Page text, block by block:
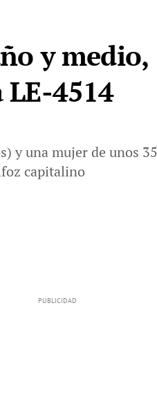
y medio,
4514
y una mujer de unos 35
capitalino